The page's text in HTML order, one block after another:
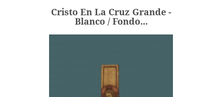
Cristo En La Cruz Grande -
Blanco / Fondo...
AÑADIR